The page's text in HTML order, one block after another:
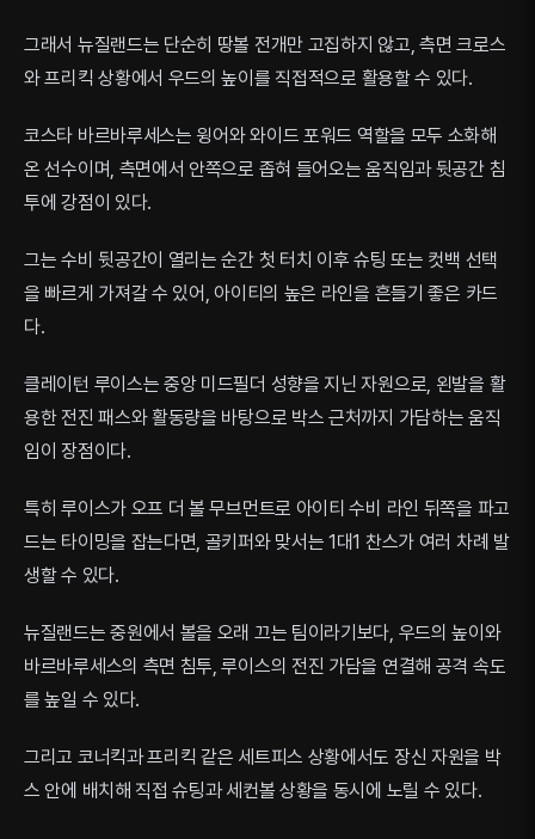
그래서 뉴질랜드는 단순히 땅볼 전개만 고집하지 않고, 측면 크로스
와 프리킥 상황에서 우드의 높이를 직접적으로 활용할 수 있다.
코스타 바르바루세스는 윙어와 와이드 포워드 역할을 모두 소화해
온 선수이며, 측면에서 안쪽으로 좁혀 들어오는 움직임과 뒷공간 침
투에 강점이 있다.
그는 수비 뒷공간이 열리는 순간 첫 터치 이후 슈팅 또는 컷백 선택
을 빠르게 가져갈 수 있어, 아이티의 높은 라인을 흔들기 좋은 카드
다.
클레이턴 루이스는 중앙 미드필더 성향을 지닌 자원으로, 왼발을 활
용한 전진 패스와 활동량을 바탕으로 박스 근처까지 가담하는 움직
임이 장점이다.
특히 루이스가 오프 더 볼 무브먼트로 아이티 수비 라인 뒤쪽을 파고
드는 타이밍을 잡는다면, 골키퍼와 맞서는 1대1 찬스가 여러 차례 발
생할 수 있다.
뉴질랜드는 중원에서 볼을 오래 끄는 팀이라기보다, 우드의 높이와
바르바루세스의 측면 침투, 루이스의 전진 가담을 연결해 공격 속도
를 높일 수 있다.
그리고 코너킥과 프리킥 같은 세트피스 상황에서도 장신 자원을 박
스 안에 배치해 직접 슈팅과 세컨볼 상황을 동시에 노릴 수 있다.